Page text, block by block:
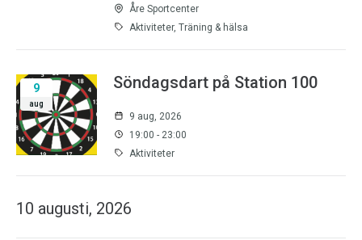
Åre Sportcenter
Aktiviteter, Träning & hälsa
9
aug
Söndagsdart på Station 100
9 aug, 2026
19:00 - 23:00
Aktiviteter
10 augusti, 2026